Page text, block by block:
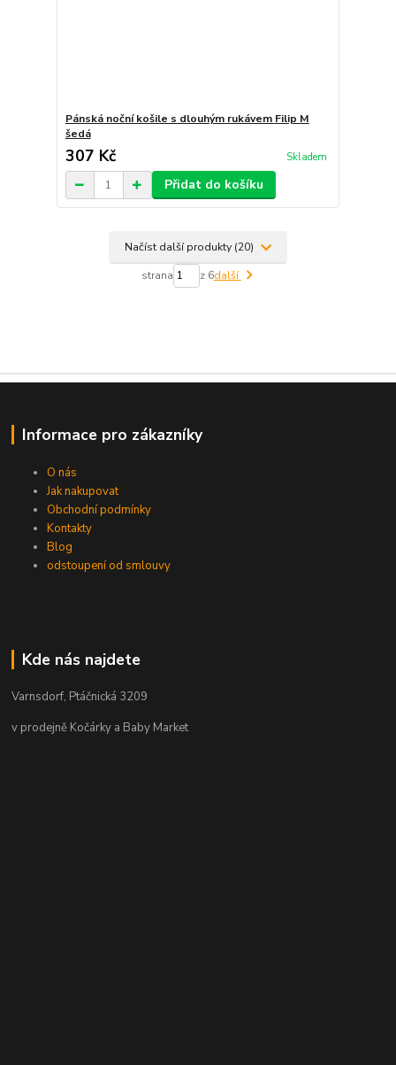
Pánská noční košile s dlouhým rukávem Filip M
šedá
307 Kč Skladem
Přidat do košíku
Načíst další produkty (20)
strana z 6další
Informace pro zákazníky
O nás
Jak nakupovat
Obchodní podmínky
Kontakty
Blog
odstoupení od smlouvy
Kde nás najdete
Varnsdorf, Ptáčnická 3209
v prodejně Kočárky a Baby Market